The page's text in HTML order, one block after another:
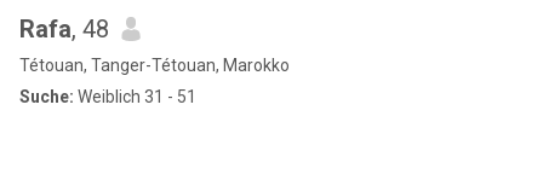
Rafa, 48
Tétouan, Tanger-Tétouan, Marokko
Suche: Weiblich 31 - 51